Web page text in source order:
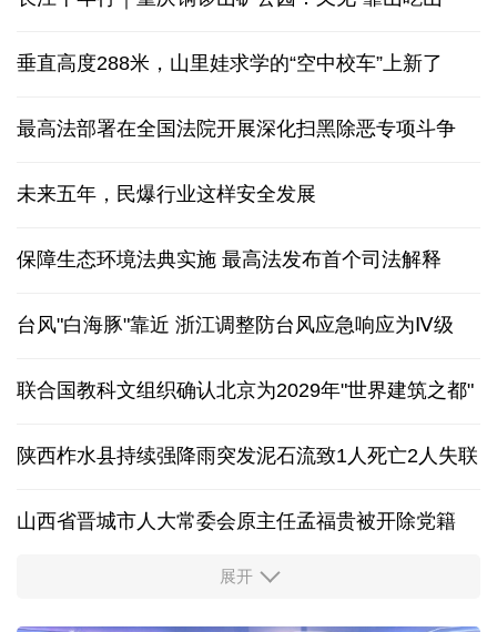
垂直高度288米，山里娃求学的“空中校车”上新了
最高法部署在全国法院开展深化扫黑除恶专项斗争
未来五年，民爆行业这样安全发展
保障生态环境法典实施 最高法发布首个司法解释
台风"白海豚"靠近 浙江调整防台风应急响应为Ⅳ级
联合国教科文组织确认北京为2029年"世界建筑之都"
陕西柞水县持续强降雨突发泥石流致1人死亡2人失联
山西省晋城市人大常委会原主任孟福贵被开除党籍
中国多地出台带薪休假新政 释放消费潜力
展开